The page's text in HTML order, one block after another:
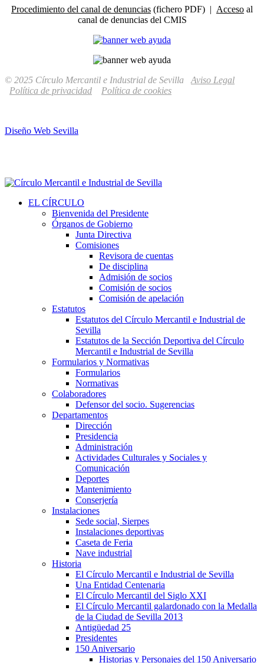
Procedimiento del canal de denuncias (fichero PDF) | Acceso al
canal de denuncias del CMIS
© 2025 Círculo Mercantil e Industrial de Sevilla Aviso Legal
Política de privacidad
Política de cookies
Diseño Web Sevilla
EL CÍRCULO
Bienvenida del Presidente
Órganos de Gobierno
Junta Directiva
Comisiones
Revisora de cuentas
De disciplina
Admisión de socios
Comisión de socios
Comisión de apelación
Estatutos
Estatutos del Círculo Mercantil e Industrial de
Sevilla
Estatutos de la Sección Deportiva del Círculo
Mercantil e Industrial de Sevilla
Formularios y Normativas
Formularios
Normativas
Colaboradores
Defensor del socio. Sugerencias
Departamentos
Dirección
Presidencia
Administración
Actividades Culturales y Sociales y
Comunicación
Deportes
Mantenimiento
Conserjería
Instalaciones
Sede social, Sierpes
Instalaciones deportivas
Caseta de Feria
Nave industrial
Historia
El Círculo Mercantil e Industrial de Sevilla
Una Entidad Centenaria
El Círculo Mercantil del Siglo XXI
El Círculo Mercantil galardonado con la Medalla
de la Ciudad de Sevilla 2013
Antigüedad 25
Presidentes
150 Aniversario
Historias y Personajes del 150 Aniversario